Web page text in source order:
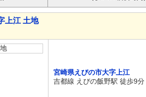
上江 土地
宮崎県えびの市大字上江
吉都線 えびの飯野駅 徒歩9分